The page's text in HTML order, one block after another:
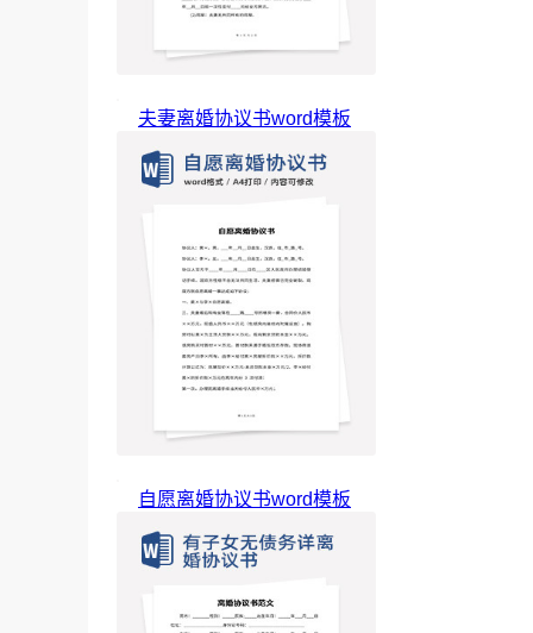
夫妻离婚协议书word模板
自愿离婚协议书word模板